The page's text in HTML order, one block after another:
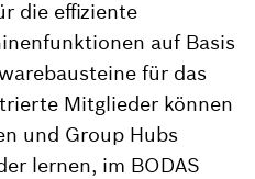
die effiziente
auf Basis
für das
Mitglieder können
und Group Hubs
lernen, im BODAS